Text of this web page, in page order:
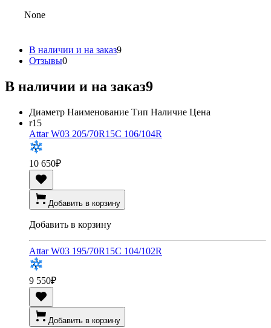
None
В наличии и на заказ9
Отзывы0
В наличии и на заказ9
Диаметр Наименование Тип Наличие Цена
r15
Attar W03 205/70R15C 106/104R
10 650₽
Добавить в корзину
Добавить в корзину
Attar W03 195/70R15C 104/102R
9 550₽
Добавить в корзину